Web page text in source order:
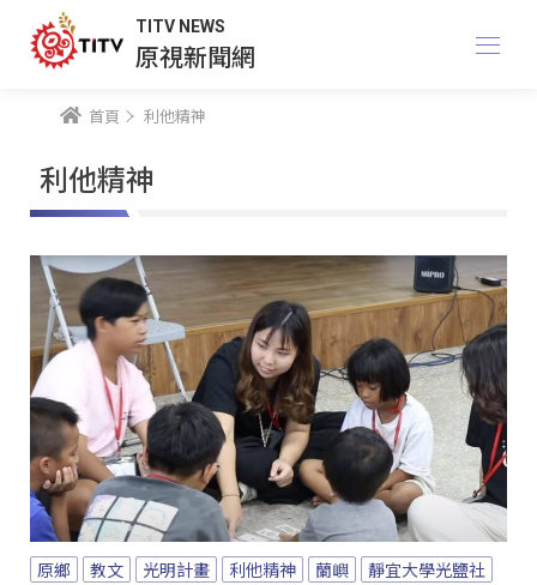
TITV NEWS
原視新聞網
首頁 利他精神
利他精神
原鄉 教文 光明計畫 利他精神 蘭嶼 靜宜大學光鹽社